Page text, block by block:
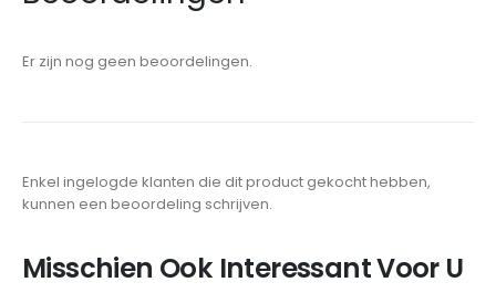
Er zijn nog geen beoordelingen.
Enkel ingelogde klanten die dit product gekocht hebben,
kunnen een beoordeling schrijven.
Misschien Ook Interessant Voor U